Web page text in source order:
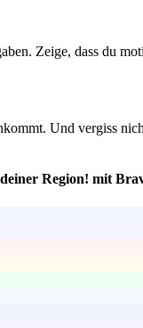
Zeige, dass du
Und vergiss
Region! mit